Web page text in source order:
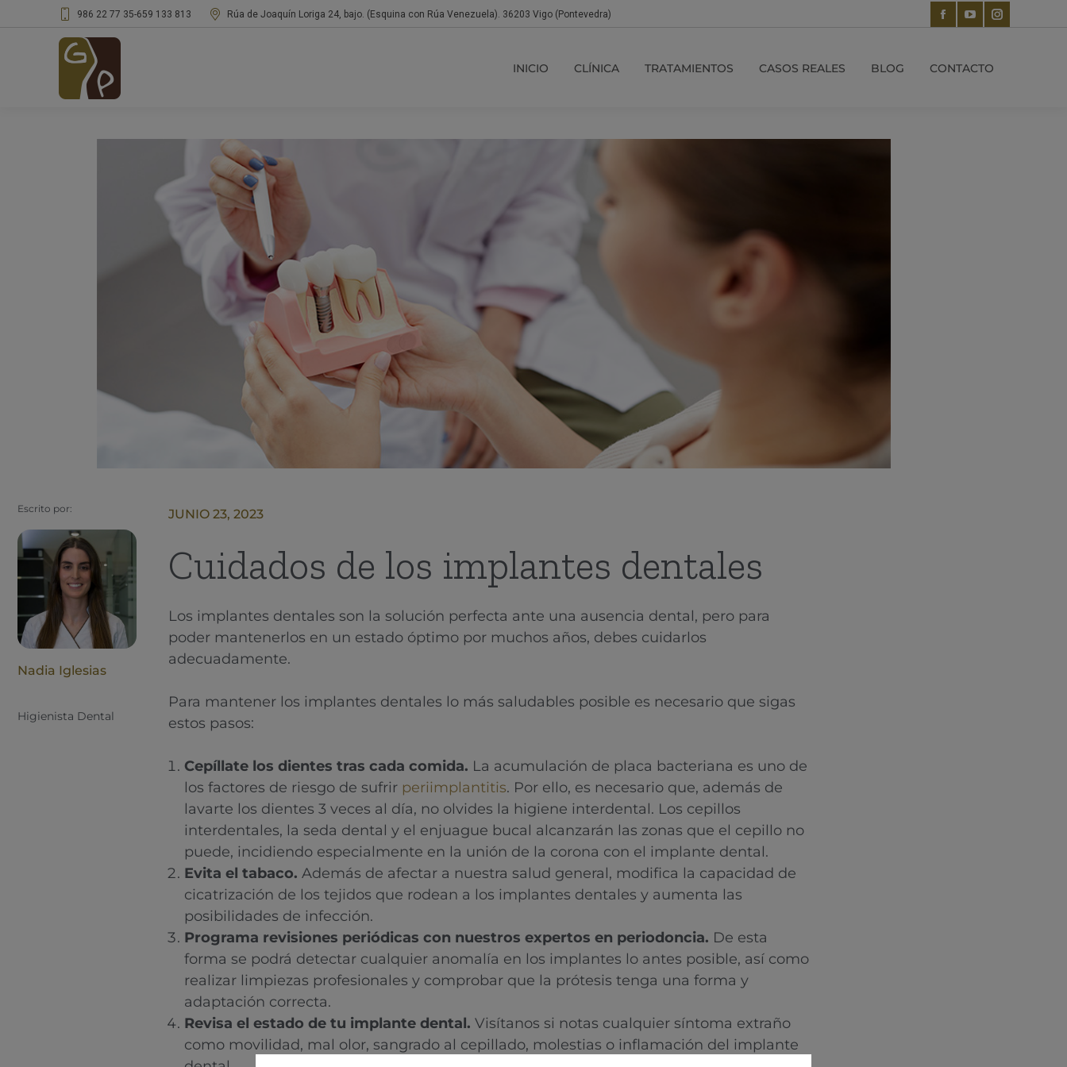
986 22 77 35-659 133 813 Rúa de Joaquín Loriga 24, bajo. (Esquina con Rúa Venezuela). 36203 Vigo (Pontevedra)
INICIO CLÍNICA TRATAMIENTOS CASOS REALES BLOG CONTACTO
Escrito por:
Nadia Iglesias
Higienista Dental
JUNIO 23, 2023
Cuidados de los implantes dentales
Los implantes dentales son la solución perfecta ante una ausencia dental, pero para
poder mantenerlos en un estado óptimo por muchos años, debes cuidarlos
adecuadamente.
Para mantener los implantes dentales lo más saludables posible es necesario que sigas
estos pasos:
Cepíllate los dientes tras cada comida. La acumulación de placa bacteriana es uno de
los factores de riesgo de sufrir periimplantitis. Por ello, es necesario que, además de
lavarte los dientes 3 veces al día, no olvides la higiene interdental. Los cepillos
interdentales, la seda dental y el enjuague bucal alcanzarán las zonas que el cepillo no
puede, incidiendo especialmente en la unión de la corona con el implante dental.
Evita el tabaco. Además de afectar a nuestra salud general, modifica la capacidad de
cicatrización de los tejidos que rodean a los implantes dentales y aumenta las
posibilidades de infección.
Programa revisiones periódicas con nuestros expertos en periodoncia. De esta
forma se podrá detectar cualquier anomalía en los implantes lo antes posible, así como
realizar limpiezas profesionales y comprobar que la prótesis tenga una forma y
adaptación correcta.
Revisa el estado de tu implante dental. Visítanos si notas cualquier síntoma extraño
como movilidad, mal olor, sangrado al cepillado, molestias o inflamación del implante